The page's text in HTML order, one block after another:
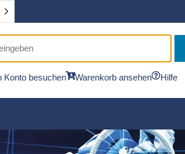
Konto besuchen Warenkorb ansehen Hilfe